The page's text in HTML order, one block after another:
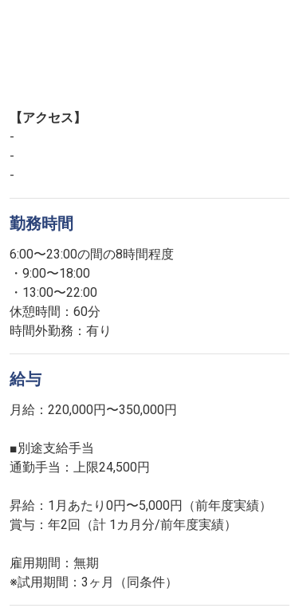
【アクセス】
-
-
-
勤務時間
6:00〜23:00の間の8時間程度
・9:00〜18:00
・13:00〜22:00
休憩時間：60分
時間外勤務：有り
給与
月給：220,000円〜350,000円
■別途支給手当
通勤手当：上限24,500円
昇給：1月あたり0円〜5,000円（前年度実績）
賞与：年2回（計 1カ月分/前年度実績）
雇用期間：無期
※試用期間：3ヶ月（同条件）